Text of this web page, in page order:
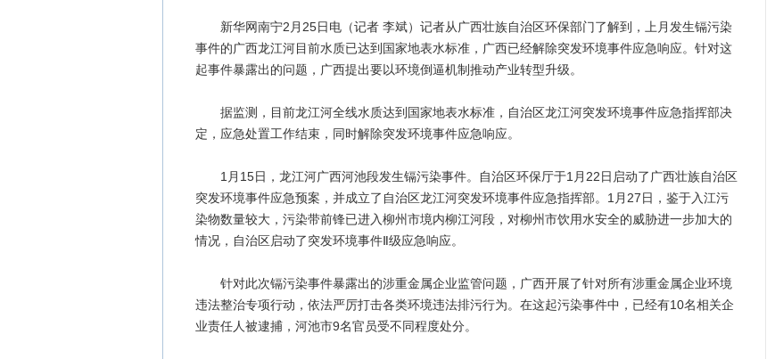
新华网南宁2月25日电（记者 李斌）记者从广西壮族自治区环保部门了解到，上月发生镉污染
事件的广西龙江河目前水质已达到国家地表水标准，广西已经解除突发环境事件应急响应。针对这
起事件暴露出的问题，广西提出要以环境倒逼机制推动产业转型升级。
据监测，目前龙江河全线水质达到国家地表水标准，自治区龙江河突发环境事件应急指挥部决
定，应急处置工作结束，同时解除突发环境事件应急响应。
1月15日，龙江河广西河池段发生镉污染事件。自治区环保厅于1月22日启动了广西壮族自治区
突发环境事件应急预案，并成立了自治区龙江河突发环境事件应急指挥部。1月27日，鉴于入江污
染物数量较大，污染带前锋已进入柳州市境内柳江河段，对柳州市饮用水安全的威胁进一步加大的
情况，自治区启动了突发环境事件Ⅱ级应急响应。
针对此次镉污染事件暴露出的涉重金属企业监管问题，广西开展了针对所有涉重金属企业环境
违法整治专项行动，依法严厉打击各类环境违法排污行为。在这起污染事件中，已经有10名相关企
业责任人被逮捕，河池市9名官员受不同程度处分。